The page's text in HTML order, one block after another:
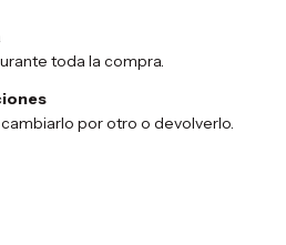
toda la compra.
por otro o devolverlo.